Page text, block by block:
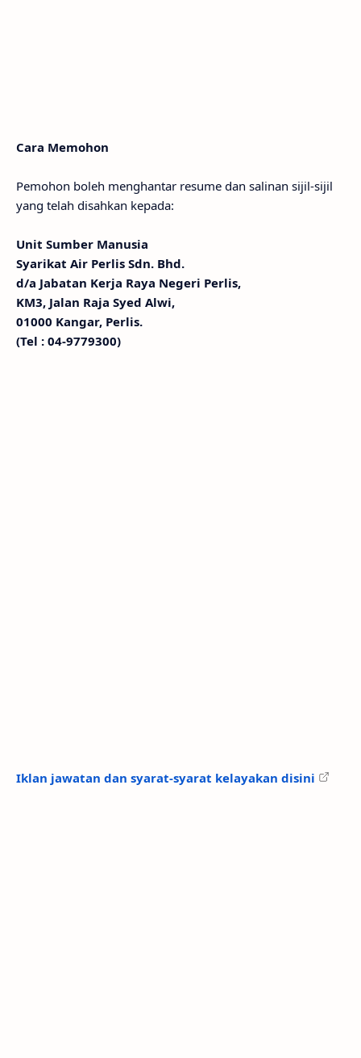
Cara Memohon
Pemohon boleh menghantar resume dan salinan sijil-sijil
yang telah disahkan kepada:
Unit Sumber Manusia
Syarikat Air Perlis Sdn. Bhd.
d/a Jabatan Kerja Raya Negeri Perlis,
KM3, Jalan Raja Syed Alwi,
01000 Kangar, Perlis.
(Tel : 04-9779300)
Iklan jawatan dan syarat-syarat kelayakan disini